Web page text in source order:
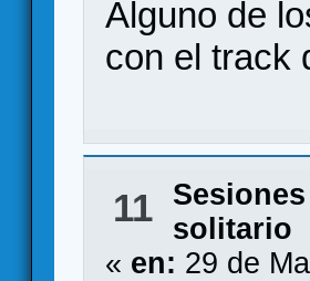
Alguno de
con el track
11
solitario
« en: 29 de